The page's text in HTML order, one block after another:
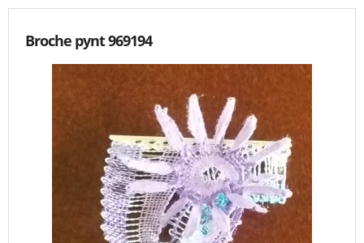
Broche pynt 969194